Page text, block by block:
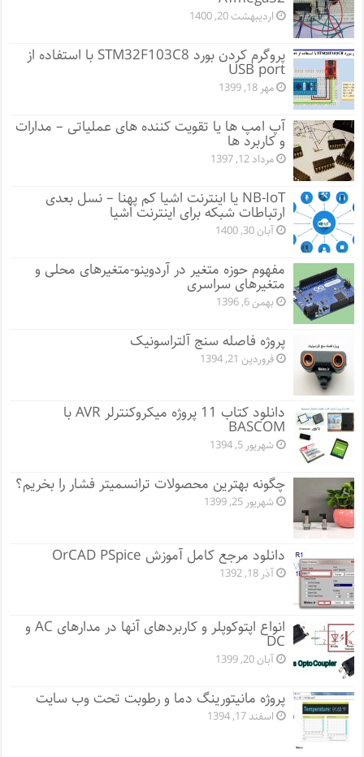
اردیبهشت 20, 1400
پروگرم کردن بورد STM32F103C8 با استفاده از
USB port
مهر 18, 1399
آپ امپ ها یا تقویت کننده های عملیاتی – مدارات
و کاربرد ها
مرداد 12, 1397
NB-IoT یا اینترنت اشیا کم پهنا – نسل بعدی
ارتباطات شبکه برای اینترنت اشیا
آبان 30, 1400
مفهوم حوزه متغیر در آردوینو-متغیرهای محلی و
متغیرهای سراسری
بهمن 6, 1396
پروژه فاصله سنج آلتراسونیک
فروردین 21, 1394
دانلود کتاب 11 پروژه میکروکنترلر AVR با
BASCOM
شهریور 5, 1394
چگونه بهترین محصولات ترانسمیتر فشار را بخریم؟
شهریور 25, 1399
دانلود مرجع کامل آموزش OrCAD PSpice
آذر 18, 1392
انواع اپتوکوپلر و کاربردهای آنها در مدارهای AC و
DC
آبان 20, 1399
پروژه مانيتورينگ دما و رطوبت تحت وب سایت
اسفند 17, 1394